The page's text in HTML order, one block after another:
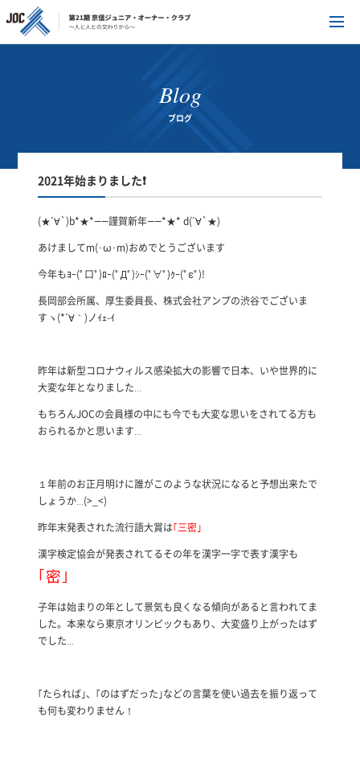
Blog
ブログ
2021年始まりました❗
(★´∀`)b*★*――謹賀新年――*★* d(´∀`★)
あけましてm(･ω･m)おめでとうございます
今年もﾖｰ(ﾟ口ﾟ)ﾛｰ(ﾟДﾟ)ｼｰ(ﾟ∀ﾟ)ｸｰ(ﾟεﾟ)!
長岡部会所属、厚生委員長、株式会社アンプの渋谷でございま
すヽ(*´∀｀)ノｲｪ-ｲ
昨年は新型コロナウィルス感染拡大の影響で日本、いや世界的に
大変な年となりました…
もちろんJOCの会員様の中にも今でも大変な思いをされてる方も
おられるかと思います…
１年前のお正月明けに誰がこのような状況になると予想出来たで
しょうか…(>_<)
昨年末発表された流行語大賞は｢三密｣
漢字検定協会が発表されてるその年を漢字一字で表す漢字も
｢密｣
子年は始まりの年として景気も良くなる傾向があると言われてま
した。本来なら東京オリンピックもあり、大変盛り上がったはず
でした…
｢たられば｣、｢のはずだった｣などの言葉を使い過去を振り返って
も何も変わりません！